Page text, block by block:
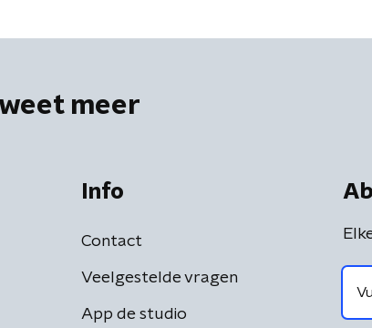
weet meer
Info
Contact
Veelgestelde vragen
App de studio